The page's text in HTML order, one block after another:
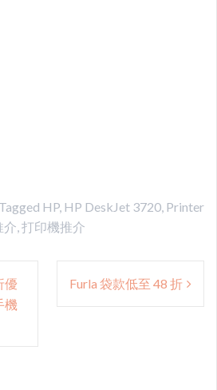
Tagged HP, HP DeskJet 3720, Printer
介,打印機推介
優
機
Furla 袋款低至 48 折